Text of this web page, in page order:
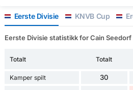
Eerste Divisie KNVB Cup
Eerste Divisie statistikk for Cain Seedorf
Totalt Totalt
Kamper spilt 30